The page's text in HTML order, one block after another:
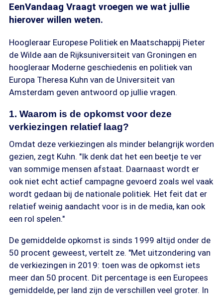
EenVandaag Vraagt vroegen we wat jullie
hierover willen weten.
Hoogleraar Europese Politiek en Maatschappij Pieter
de Wilde aan de Rijksuniversiteit van Groningen en
hoogleraar Moderne geschiedenis en politiek van
Europa Theresa Kuhn van de Universiteit van
Amsterdam geven antwoord op jullie vragen.
1. Waarom is de opkomst voor deze
verkiezingen relatief laag?
Omdat deze verkiezingen als minder belangrijk worden
gezien, zegt Kuhn. "Ik denk dat het een beetje te ver
van sommige mensen afstaat. Daarnaast wordt er
ook niet echt actief campagne gevoerd zoals wel vaak
wordt gedaan bij de nationale politiek. Het feit dat er
relatief weinig aandacht voor is in de media, kan ook
een rol spelen."
De gemiddelde opkomst is sinds 1999 altijd onder de
50 procent geweest, vertelt ze. "Met uitzondering van
de verkiezingen in 2019: toen was de opkomst iets
meer dan 50 procent. Dit percentage is een Europees
gemiddelde, per land zijn de verschillen veel groter. In